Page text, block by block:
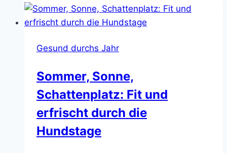
Gesund durchs Jahr
Sommer, Sonne,
Schattenplatz: Fit und
erfrischt durch die
Hundstage